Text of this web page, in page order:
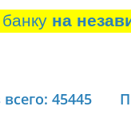
на
45445